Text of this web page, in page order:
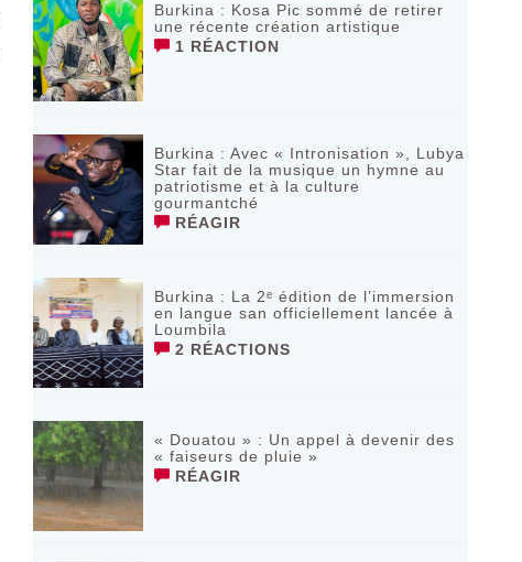
Burkina : Kosa Pic sommé de retirer
une récente création artistique
1 RÉACTION
Burkina : Avec « Intronisation », Lubya
Star fait de la musique un hymne au
patriotisme et à la culture
gourmantché
RÉAGIR
Burkina : La 2ᵉ édition de l’immersion
en langue san officiellement lancée à
Loumbila
2 RÉACTIONS
« Douatou » : Un appel à devenir des
« faiseurs de pluie »
RÉAGIR